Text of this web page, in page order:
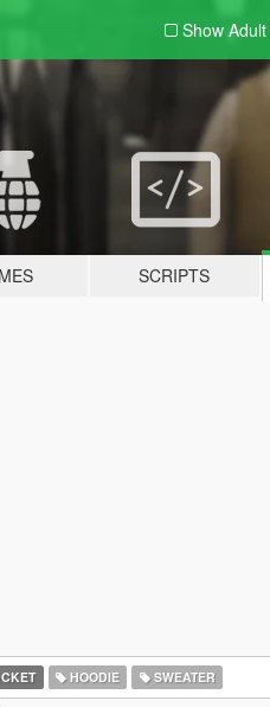
Show Adult
SCRIPTS
HOODIE SWEATER